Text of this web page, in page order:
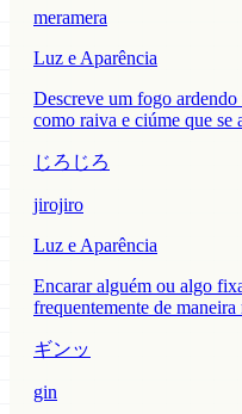
meramera
Luz e Aparência
Descreve um fogo
como raiva e ciúme que se
じろじろ
jirojiro
Luz e Aparência
Encarar alguém ou algo
frequentemente de maneira
ギンッ
gin